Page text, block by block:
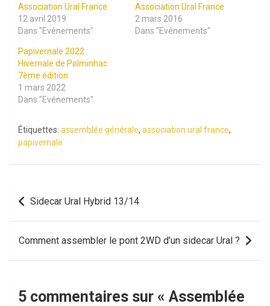
Association Ural France
12 avril 2019
Dans "Evénements"
Association Ural France
2 mars 2016
Dans "Evénements"
Papivernale 2022 :
Hivernale de Polminhac
7ème édition
1 mars 2022
Dans "Evénements"
Étiquettes: assemblée générale, association ural france,
papivernale
Navigation
l’article
Sidecar Ural Hybrid 13/14
Comment assembler le pont 2WD d’un sidecar Ural ?
5 commentaires sur « Assemblée